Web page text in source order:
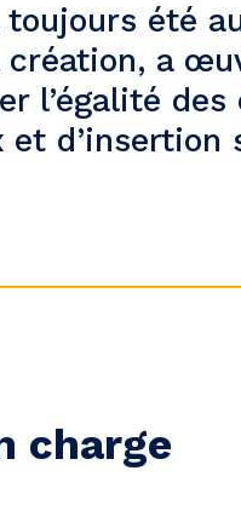
toujours été
création, a
l’égalité
et
charge